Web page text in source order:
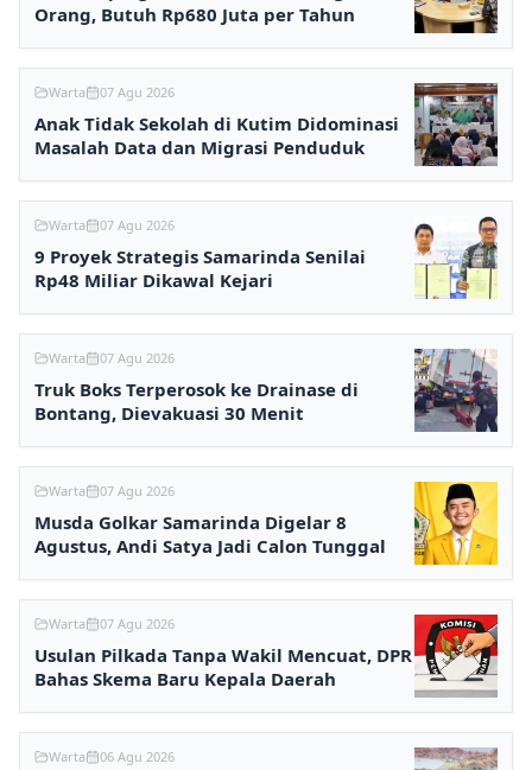
Orang, Butuh Rp680 Juta per Tahun
Warta 07 Agu 2026
Anak Tidak Sekolah di Kutim Didominasi
Masalah Data dan Migrasi Penduduk
Warta 07 Agu 2026
9 Proyek Strategis Samarinda Senilai
Rp48 Miliar Dikawal Kejari
Warta 07 Agu 2026
Truk Boks Terperosok ke Drainase di
Bontang, Dievakuasi 30 Menit
Warta 07 Agu 2026
Musda Golkar Samarinda Digelar 8
Agustus, Andi Satya Jadi Calon Tunggal
Warta 07 Agu 2026
Usulan Pilkada Tanpa Wakil Mencuat, DPR
Bahas Skema Baru Kepala Daerah
Warta 06 Agu 2026